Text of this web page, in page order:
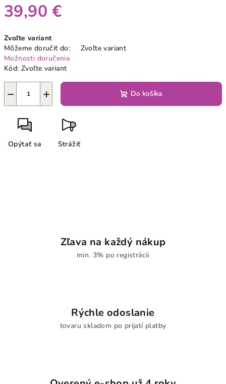
39,90 €
cena:
Zvoľte variant
Môžeme doručiť do:
Zvoľte variant
Možnosti doručenia
Kód: Zvoľte variant
+
− Do košíka
Opýtať sa Strážiť
Zľava na každý nákup
min. 3% po registrácii
Rýchle odoslanie
tovaru skladom po prijatí platby